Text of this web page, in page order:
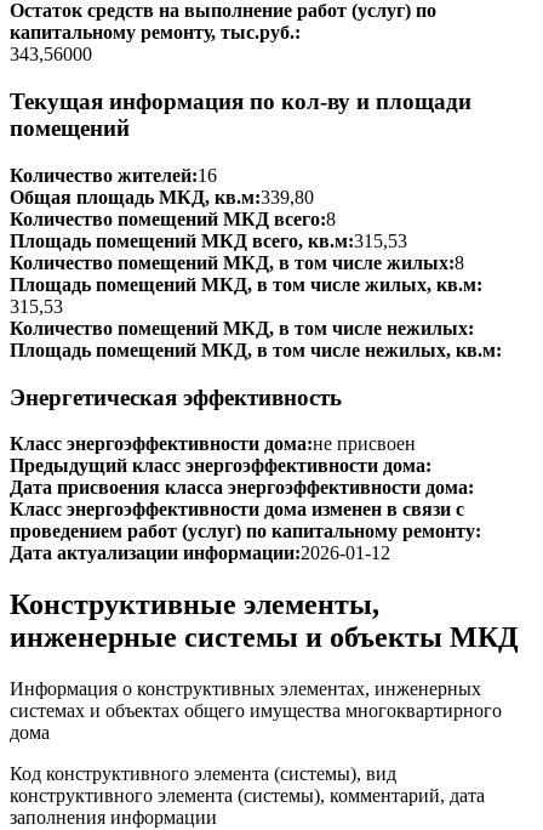
Остаток средств на выполнение работ (услуг) по
капитальному ремонту, тыс.руб.:
343,56000
Текущая информация по кол-ву и площади
помещений
Количество жителей:16
Общая площадь МКД, кв.м:339,80
Количество помещений МКД всего:8
Площадь помещений МКД всего, кв.м:315,53
Количество помещений МКД, в том числе жилых:8
Площадь помещений МКД, в том числе жилых, кв.м:
315,53
Количество помещений МКД, в том числе нежилых:
Площадь помещений МКД, в том числе нежилых, кв.м:
Энергетическая эффективность
Класс энергоэффективности дома:не присвоен
Предыдущий класс энергоэффективности дома:
Дата присвоения класса энергоэффективности дома:
Класс энергоэффективности дома изменен в связи с
проведением работ (услуг) по капитальному ремонту:
Дата актуализации информации:2026-01-12
Конструктивные элементы,
инженерные системы и объекты МКД
Информация о конструктивных элементах, инженерных
системах и объектах общего имущества многоквартирного
дома
Код конструктивного элемента (системы), вид
конструктивного элемента (системы), комментарий, дата
заполнения информации